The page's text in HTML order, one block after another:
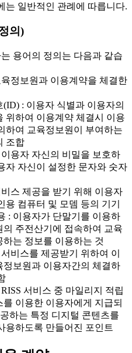
는 일반적인 관례에 따릅니다.
의)
용어의 정의는 다음과 같습
정보원과 이용계약을 체결한
: 이용자 식별과 이용자의
위하여 이용계약 체결시 이용
하여 교육정보원이 부여하는
조합
용자 자신의 비밀을 보호하
자 자신이 설정한 문자와 숫자
스 제공을 받기 위해 이용자
용 컴퓨터 및 모뎀 등의 기기
: 이용자가 단말기를 이용하
의 주전산기에 접속하여 교육
하는 정보를 이용하는 것
비스를 제공받기 위하여 이
정보원과 이용자간의 체결하
서비스 중 마일리지 적립
를 이용한 이용자에게 지급되
하는 특정 디지털 콘텐츠를
용하도록 만들어진 포인트